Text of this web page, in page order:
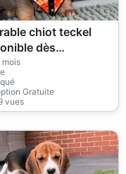
chiot teckel
dès
– WhatsApp :
000 221
Gratuite
vues